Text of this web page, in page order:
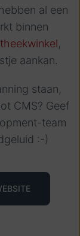
al een
binnen
,
aankan.
staan,
CMS? Geef
team
:-)